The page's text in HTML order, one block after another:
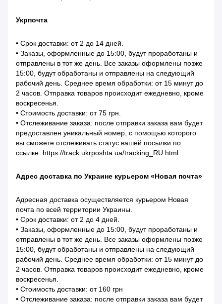
Укрпочта
• Срок доставки: от 2 до 14 дней.
• Заказы, оформленные до 15:00, будут проработаны и
отправлены в тот же день. Все заказы оформлены позже
15:00, будут обработаны и отправлены на следующий
рабочий день. Среднее время обработки: от 15 минут до
2 часов. Отправка товаров происходит ежедневно, кроме
воскресенья.
• Стоимость доставки: от 75 грн.
• Отслеживание заказа: после отправки заказа вам будет
предоставлен уникальный номер, с помощью которого
вы сможете отслеживать статус вашей посылки по
ссылке: https://track.ukrposhta.ua/tracking_RU.html
Адрес доставка по Украине курьером «Новая почта»
Адресная доставка осуществляется курьером Новая
почта по всей территории Украины.
• Срок доставки: от 2 до 4 дней.
• Заказы, оформленные до 15:00, будут проработаны и
отправлены в тот же день. Все заказы оформлены позже
15:00, будут обработаны и отправлены на следующий
рабочий день. Среднее время обработки: от 15 минут до
2 часов. Отправка товаров происходит ежедневно, кроме
воскресенья.
• Стоимость доставки: от 160 грн
• Отслеживание заказа: после отправки заказа вам будет